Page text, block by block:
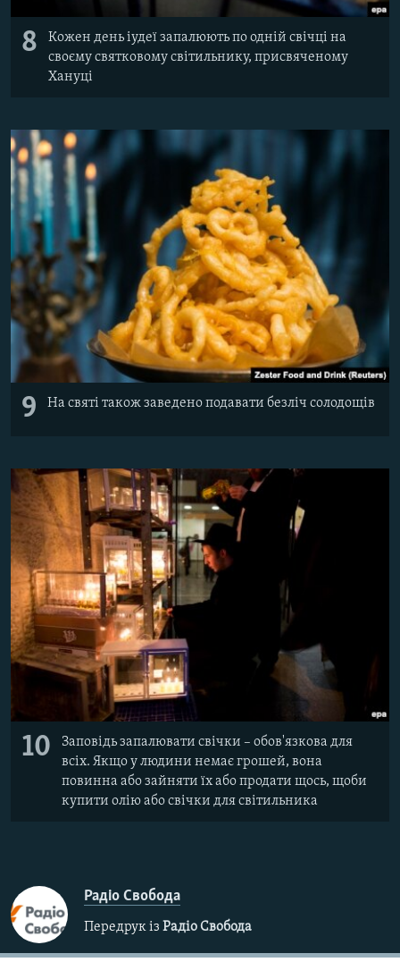
8
Кожен день іудеї запалюють по одній свічці на
своєму святковому світильнику, присвяченому
Хануці
9 На святі також заведено подавати безліч солодощів
10
Заповідь запалювати свічки – обов'язкова для
всіх. Якщо у людини немає грошей, вона
повинна або зайняти їх або продати щось, щоби
купити олію або свічки для світильника
Радіо Свобода
Передрук із Радіо Свобода